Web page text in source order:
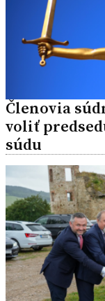
Členovia
voliť
súdu